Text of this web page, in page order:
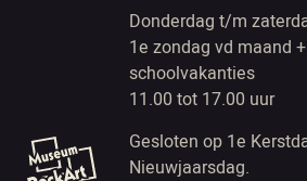
Donderdag t/m
1e zondag vd maand
schoolvakanties
11.00 tot 17.00 uur
Gesloten op 1e
Nieuwjaarsdag.